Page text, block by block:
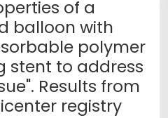
of a
balloon with
polymer
stent to address
Results from
registry